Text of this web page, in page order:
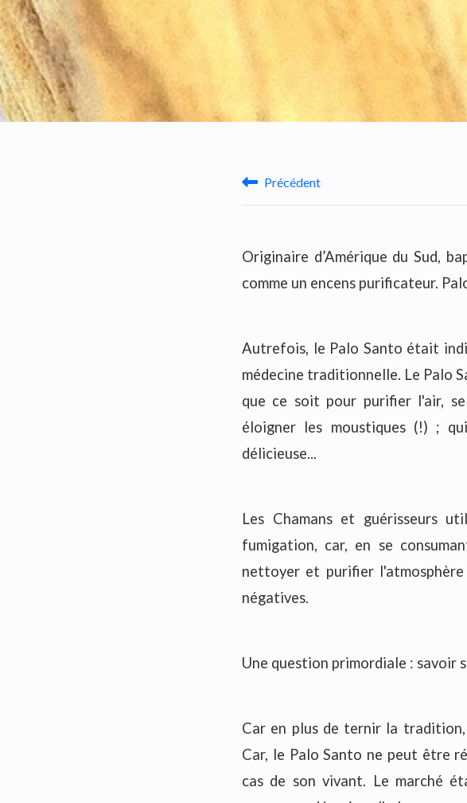
Précédent
Originaire d’Amérique du Sud,
comme un encens purificateur.
Autrefois, le Palo Santo était
médecine traditionnelle. Le Palo
que ce soit pour purifier l'air,
éloigner les moustiques (!) ;
délicieuse...
Les Chamans et guérisseurs
fumigation, car, en se
nettoyer et purifier
négatives.
Une question primordiale : savoir
Car en plus de ternir la
Car, le Palo Santo ne peut être
cas de son vivant. Le marché